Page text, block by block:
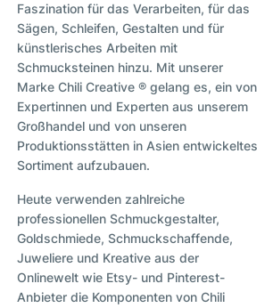
Faszination für das Verarbeiten, für das
Sägen, Schleifen, Gestalten und für
künstlerisches Arbeiten mit
Schmucksteinen hinzu. Mit unserer
Marke Chili Creative ® gelang es, ein von
Expertinnen und Experten aus unserem
Großhandel und von unseren
Produktionsstätten in Asien entwickeltes
Sortiment aufzubauen.
Heute verwenden zahlreiche
professionellen Schmuckgestalter,
Goldschmiede, Schmuckschaffende,
Juweliere und Kreative aus der
Onlinewelt wie Etsy- und Pinterest-
Anbieter die Komponenten von Chili